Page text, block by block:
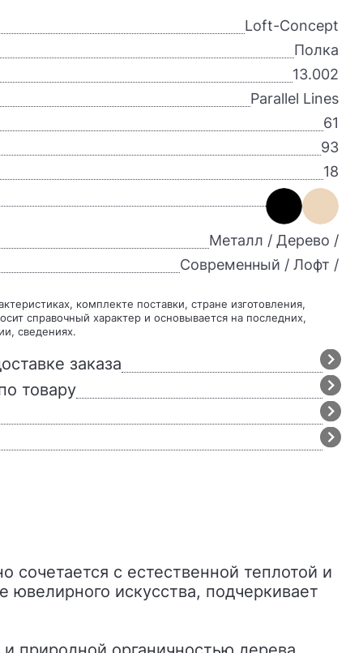
Loft-Concept
Полка
13.002
Parallel Lines
61
93
18
Металл / Дерево /
Современный / Лофт /
справочный характер и основывается на последних,
сведениях.
заказа
товару
с естественной теплотой и
искусства, подчеркивает